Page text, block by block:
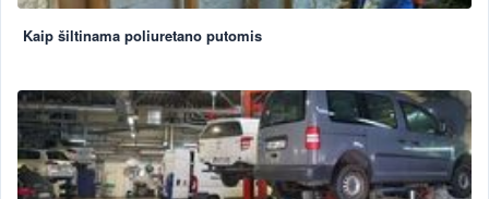
Kaip šiltinama poliuretano putomis